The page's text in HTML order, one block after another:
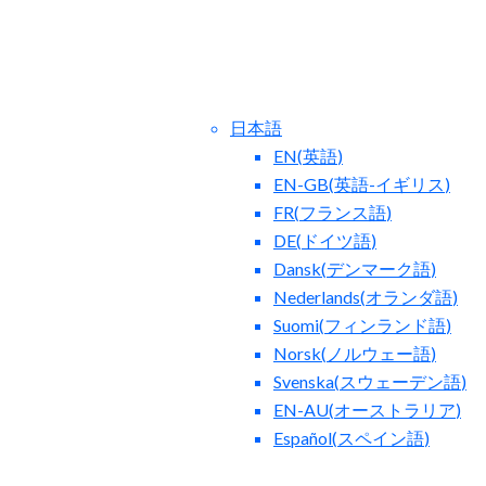
日本語
EN(英語)
EN-GB(英語-イギリス)
FR(フランス語)
DE( ドイツ語)
Dansk(デンマーク語)
Nederlands(オランダ語)
Suomi(フィンランド語)
Norsk( ノルウェー語)
Svenska(スウェーデン語)
EN-AU(オーストラリア)
Español(スペイン語)